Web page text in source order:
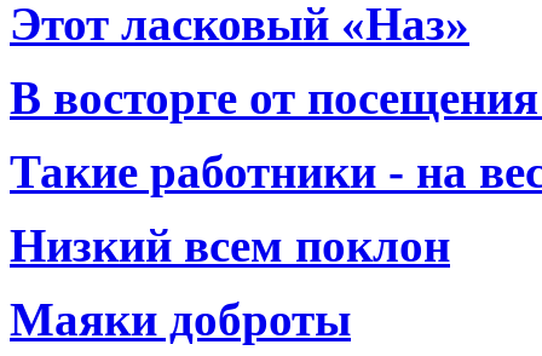
Этот ласковый «Наз»
В восторге от
Такие работники - на
Низкий всем поклон
Маяки доброты